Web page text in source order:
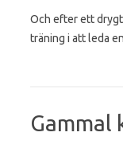
Och efter ett
träning i att leda
Gammal